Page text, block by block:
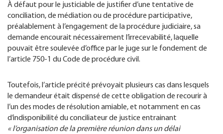
À défaut pour le justiciable de justifier d’une tentative de
conciliation, de médiation ou de procédure participative,
préalablement à l’engagement de la procédure judiciaire, sa
demande encourait nécessairement l’irrecevabilité, laquelle
pouvait être soulevée d’office par le juge sur le fondement de
l’article 750-1 du Code de procédure civil.
Toutefois, l’article précité prévoyait plusieurs cas dans lesquels
le demandeur était dispensé de cette obligation de recourir à
l’un des modes de résolution amiable, et notamment en cas
d’indisponibilité du conciliateur de justice entrainant
« l’organisation de la première réunion dans un délai